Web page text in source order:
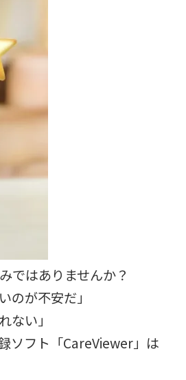
ではありませんか？
のが不安だ」
ない」
ソフト「CareViewer」は